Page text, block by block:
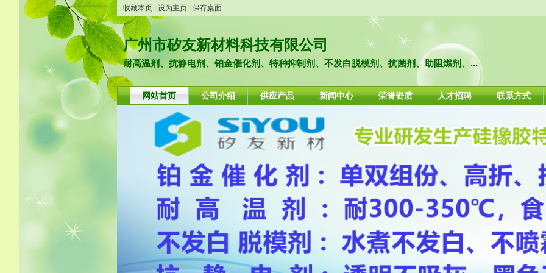
收藏本页 设为主页 保存桌面
广州市矽友新材料科技有限公司
耐高温剂、抗静电剂、铂金催化剂、特种抑制剂、不发白脱模剂、抗菌剂、助阻燃剂、...
网站首页 公司介绍 供应产品 新闻中心 荣誉资质 人才招聘 联系方式